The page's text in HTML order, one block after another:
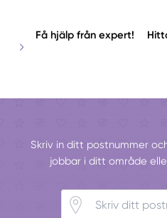
Få hjälp från expert!
Skriv in ditt postnummer
jobbar i ditt område